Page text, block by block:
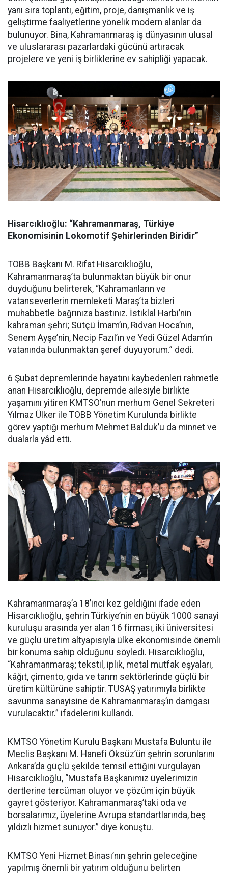
yanı sıra toplantı, eğitim, proje, danışmanlık ve iş
geliştirme faaliyetlerine yönelik modern alanlar da
bulunuyor. Bina, Kahramanmaraş iş dünyasının ulusal
ve uluslararası pazarlardaki gücünü artıracak
projelere ve yeni iş birliklerine ev sahipliği yapacak.
Hisarcıklıoğlu: “Kahramanmaraş, Türkiye
Ekonomisinin Lokomotif Şehirlerinden Biridir”
TOBB Başkanı M. Rifat Hisarcıklıoğlu,
Kahramanmaraş’ta bulunmaktan büyük bir onur
duyduğunu belirterek, “Kahramanların ve
vatanseverlerin memleketi Maraş’ta bizleri
muhabbetle bağrınıza bastınız. İstiklal Harbi’nin
kahraman şehri; Sütçü İmam’ın, Rıdvan Hoca’nın,
Senem Ayşe’nin, Necip Fazıl’ın ve Yedi Güzel Adam’ın
vatanında bulunmaktan şeref duyuyorum.” dedi.
6 Şubat depremlerinde hayatını kaybedenleri rahmetle
anan Hisarcıklıoğlu, depremde ailesiyle birlikte
yaşamını yitiren KMTSO’nun merhum Genel Sekreteri
Yılmaz Ülker ile TOBB Yönetim Kurulunda birlikte
görev yaptığı merhum Mehmet Balduk’u da minnet ve
dualarla yâd etti.
Kahramanmaraş’a 18’inci kez geldiğini ifade eden
Hisarcıklıoğlu, şehrin Türkiye’nin en büyük 1000 sanayi
kuruluşu arasında yer alan 16 firması, iki üniversitesi
ve güçlü üretim altyapısıyla ülke ekonomisinde önemli
bir konuma sahip olduğunu söyledi. Hisarcıklıoğlu,
“Kahramanmaraş; tekstil, iplik, metal mutfak eşyaları,
kâğıt, çimento, gıda ve tarım sektörlerinde güçlü bir
üretim kültürüne sahiptir. TUSAŞ yatırımıyla birlikte
savunma sanayisine de Kahramanmaraş’ın damgası
vurulacaktır.” ifadelerini kullandı.
KMTSO Yönetim Kurulu Başkanı Mustafa Buluntu ile
Meclis Başkanı M. Hanefi Öksüz’ün şehrin sorunlarını
Ankara’da güçlü şekilde temsil ettiğini vurgulayan
Hisarcıklıoğlu, “Mustafa Başkanımız üyelerimizin
dertlerine tercüman oluyor ve çözüm için büyük
gayret gösteriyor. Kahramanmaraş’taki oda ve
borsalarımız, üyelerine Avrupa standartlarında, beş
yıldızlı hizmet sunuyor.” diye konuştu.
KMTSO Yeni Hizmet Binası’nın şehrin geleceğine
yapılmış önemli bir yatırım olduğunu belirten